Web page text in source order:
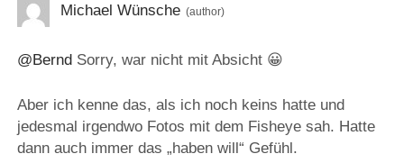
Michael Wünsche
@Bernd Sorry, war nicht mit Absicht 😀
Aber ich kenne das, als ich noch keins hatte und
jedesmal irgendwo Fotos mit dem Fisheye sah. Hatte
dann auch immer das „haben will“ Gefühl.